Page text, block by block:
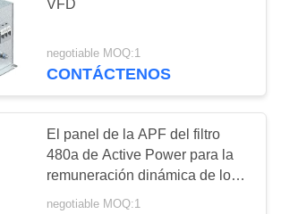
solar de la
la
VFD
negotiable MOQ:1
CONTÁCTENOS
El panel de la APF del filtro
480a de Active Power para la
remuneración dinámica de los
armónicos
negotiable MOQ:1